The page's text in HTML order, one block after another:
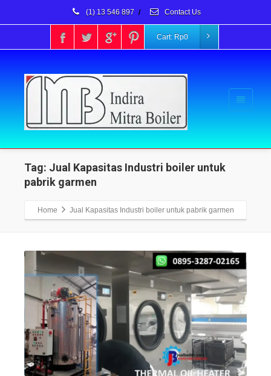
(1) 13 546 897 / Contact Us
Cart: Rp0
Tag: Jual Kapasitas Industri boiler untuk
pabrik garmen
Home Jual Kapasitas Industri boiler untuk pabrik garmen